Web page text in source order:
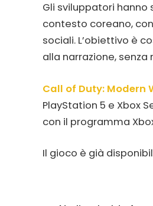
Gli sviluppatori
contesto coreano,
sociali. L’obiettivo è
alla narrazione,
Call of Duty: Modern
PlayStation 5 e Xbox
con il programma
Il gioco è già